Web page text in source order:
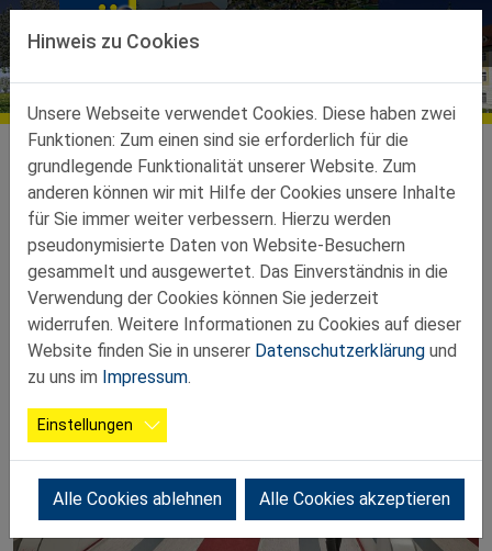
Direkt zur Hauptnavigation springen
Direkt zum Inhalt springen
Bildergalerien
Ortsgruppen
Ortsgruppen-Teilbez-St-Peter-Au Seitenstetten Galerie
2025 02 12 Bez.Kegeln
Hinweis zu Cookies
Unsere Webseite verwendet Cookies. Diese haben zwei
Funktionen: Zum einen sind sie erforderlich für die
grundlegende Funktionalität unserer Website. Zum
anderen können wir mit Hilfe der Cookies unsere Inhalte
für Sie immer weiter verbessern. Hierzu werden
pseudonymisierte Daten von Website-Besuchern
gesammelt und ausgewertet. Das Einverständnis in die
Verwendung der Cookies können Sie jederzeit
widerrufen. Weitere Informationen zu Cookies auf dieser
Website finden Sie in unserer Datenschutzerklärung und
zu uns im Impressum.
Einstellungen
Alle Cookies ablehnen Alle Cookies akzeptieren